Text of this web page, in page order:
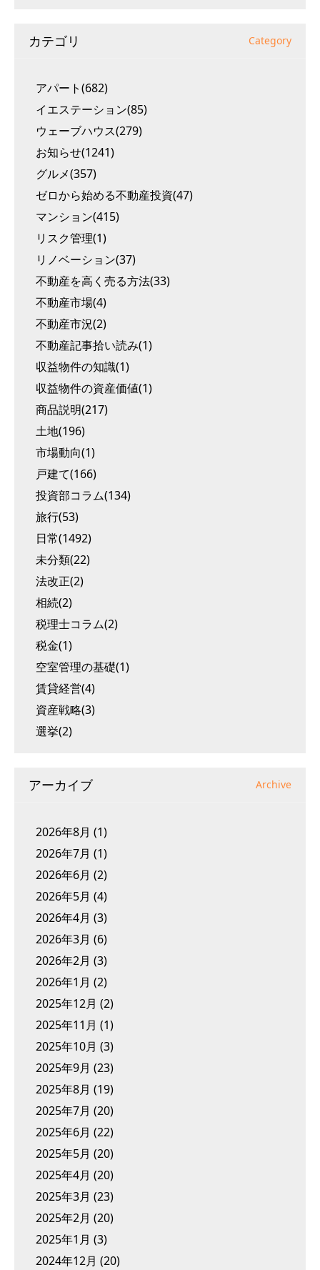
カテゴリ Category
アパート(682)
イエステーション(85)
ウェーブハウス(279)
お知らせ(1241)
グルメ(357)
ゼロから始める不動産投資(47)
マンション(415)
リスク管理(1)
リノベーション(37)
不動産を高く売る方法(33)
不動産市場(4)
不動産市況(2)
不動産記事拾い読み(1)
収益物件の知識(1)
収益物件の資産価値(1)
商品説明(217)
土地(196)
市場動向(1)
戸建て(166)
投資部コラム(134)
旅行(53)
日常(1492)
未分類(22)
法改正(2)
相続(2)
税理士コラム(2)
税金(1)
空室管理の基礎(1)
賃貸経営(4)
資産戦略(3)
選挙(2)
アーカイブ Archive
2026年8月 (1)
2026年7月 (1)
2026年6月 (2)
2026年5月 (4)
2026年4月 (3)
2026年3月 (6)
2026年2月 (3)
2026年1月 (2)
2025年12月 (2)
2025年11月 (1)
2025年10月 (3)
2025年9月 (23)
2025年8月 (19)
2025年7月 (20)
2025年6月 (22)
2025年5月 (20)
2025年4月 (20)
2025年3月 (23)
2025年2月 (20)
2025年1月 (3)
2024年12月 (20)